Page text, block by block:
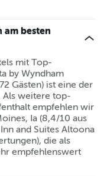
am besten
mit Top-
by Wyndham
Gästen) ist eine der
Als weitere top-
empfehlen wir
Ia (8,4/10 aus
and Suites Altoona
die als
empfehlenswert